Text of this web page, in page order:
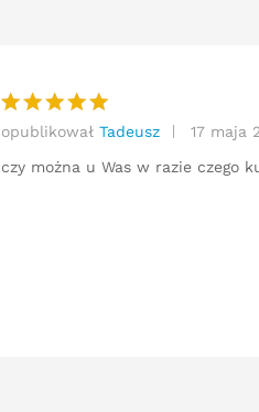
Oceniono
5na 5
opublikował Tadeusz
17 maja
czy można u Was w razie czego